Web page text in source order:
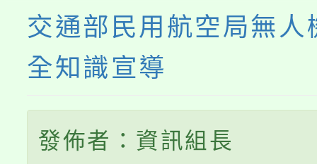
交通部民用航空局無人
全知識宣導
發佈者：資訊組長